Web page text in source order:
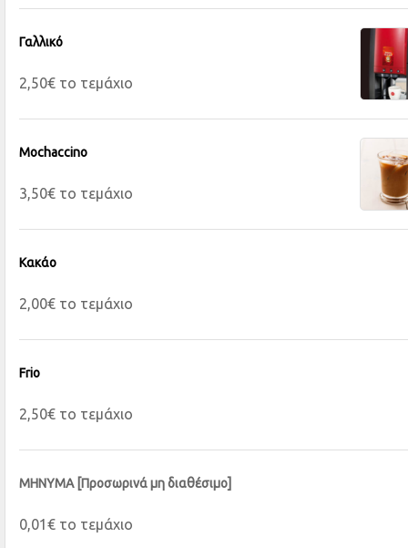
Γαλλικό
2,50€ το τεμάχιο
Mochaccino
3,50€ το τεμάχιο
Κακάο
2,00€ το τεμάχιο
Frio
2,50€ το τεμάχιο
ΜΗΝΥΜΑ [Προσωρινά μη διαθέσιμο]
0,01€ το τεμάχιο